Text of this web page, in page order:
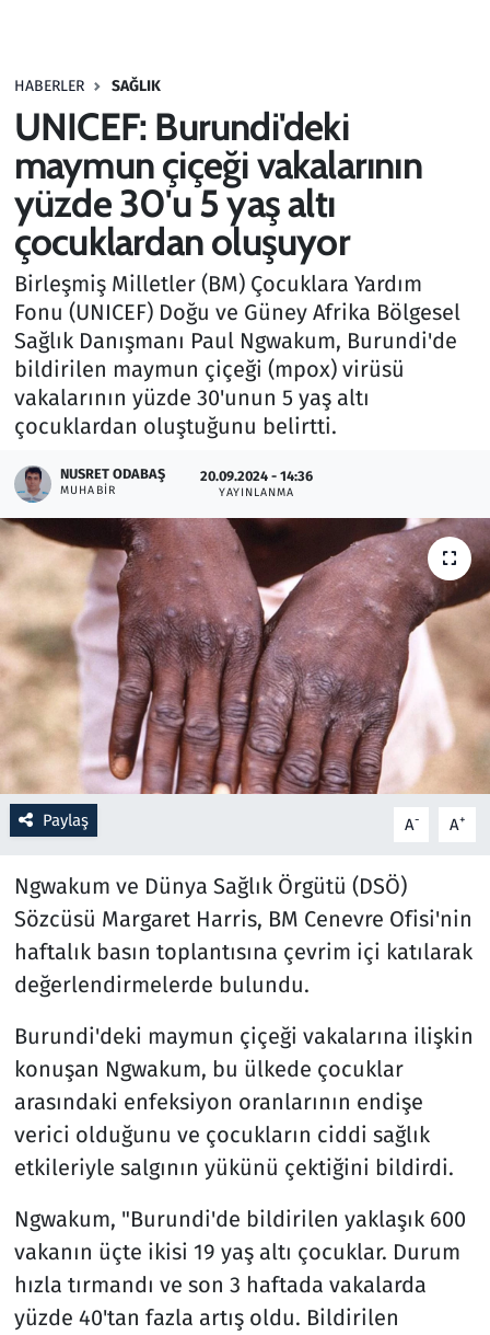
HABERLER SAĞLIK
UNICEF: Burundi'deki
maymun çiçeği vakalarının
yüzde 30'u 5 yaş altı
çocuklardan oluşuyor
Birleşmiş Milletler (BM) Çocuklara Yardım
Fonu (UNICEF) Doğu ve Güney Afrika Bölgesel
Sağlık Danışmanı Paul Ngwakum, Burundi'de
bildirilen maymun çiçeği (mpox) virüsü
vakalarının yüzde 30'unun 5 yaş altı
çocuklardan oluştuğunu belirtti.
NUSRET ODABAŞ
MUHABIR
20.09.2024 - 14:36
YAYINLANMA
Paylaş A- A+
Ngwakum ve Dünya Sağlık Örgütü (DSÖ)
Sözcüsü Margaret Harris, BM Cenevre Ofisi'nin
haftalık basın toplantısına çevrim içi katılarak
değerlendirmelerde bulundu.
Burundi'deki maymun çiçeği vakalarına ilişkin
konuşan Ngwakum, bu ülkede çocuklar
arasındaki enfeksiyon oranlarının endişe
verici olduğunu ve çocukların ciddi sağlık
etkileriyle salgının yükünü çektiğini bildirdi.
Ngwakum, "Burundi'de bildirilen yaklaşık 600
vakanın üçte ikisi 19 yaş altı çocuklar. Durum
hızla tırmandı ve son 3 haftada vakalarda
yüzde 40'tan fazla artış oldu. Bildirilen
Haber
Kurumsal Haberler
Lezzet Durağı
Memur ve Kamu
Otomobil
Oyun
Ramazan
Resmi İlanlar
Rüya Tabirleri
Sağlık
Savunma Sanayi
Seçim 2023
Spor
Teknoloji ve Bilim
Televizyon